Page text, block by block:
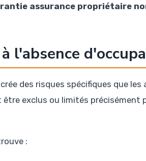
assurance propriétaire
l'absence
des risques spécifiques que
exclus ou limités précisément
: